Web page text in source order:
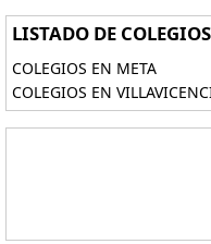
LISTADO DE
COLEGIOS EN META
COLEGIOS EN